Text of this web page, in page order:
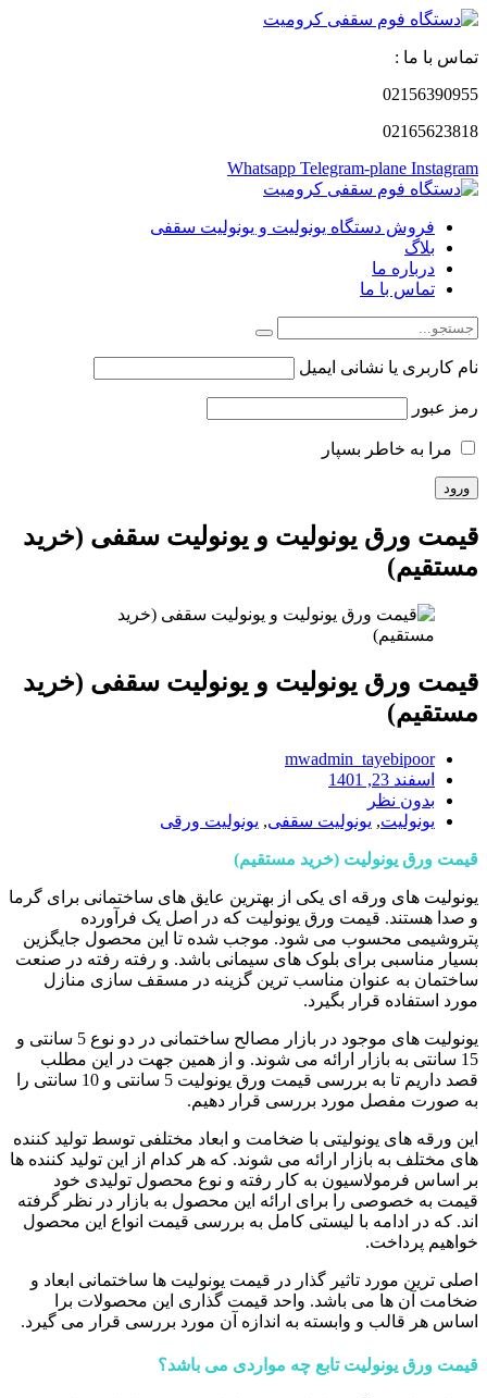
تماس با ما :
02156390955
02165623818
Whatsapp Telegram-plane Instagram
فروش دستگاه یونولیت و یونولیت سقفی
بلاگ
درباره ما
تماس با ما
نام کاربری یا نشانی ایمیل
رمز عبور
مرا به خاطر بسپار
قیمت ورق یونولیت و یونولیت سقفی (خرید
مستقیم)
قیمت ورق یونولیت و یونولیت سقفی (خرید
مستقیم)
mwadmin_tayebipoor
اسفند 23, 1401
بدون نظر
یونولیت, یونولیت سقفی, یونولیت ورقی
قیمت ورق یونولیت (خرید مستقیم)
یونولیت های ورقه ای یکی از بهترین عایق های ساختمانی برای گرما
و صدا هستند. قیمت ورق یونولیت که در اصل یک فرآورده
پتروشیمی محسوب می شود. موجب شده تا این محصول جایگزین
بسیار مناسبی برای بلوک های سیمانی باشد. و رفته رفته در صنعت
ساختمان به عنوان مناسب ترین گزینه در مسقف سازی منازل
مورد استفاده قرار بگیرد.
یونولیت های موجود در بازار مصالح ساختمانی در دو نوع 5 سانتی و
15 سانتی به بازار ارائه می شوند. و از همین جهت در این مطلب
قصد داریم تا به بررسی قیمت ورق یونولیت 5 سانتی و 10 سانتی را
به صورت مفصل مورد بررسی قرار دهیم.
این ورقه های یونولیتی با ضخامت و ابعاد مختلفی توسط تولید کننده
های مختلف به بازار ارائه می شوند. که هر کدام از این تولید کننده ها
بر اساس فرمولاسیون به کار رفته و نوع محصول تولیدی خود
قیمت به خصوصی را برای ارائه این محصول به بازار در نظر گرفته
اند. که در ادامه با لیستی کامل به بررسی قیمت انواع این محصول
خواهیم پرداخت.
اصلی ترین مورد تاثیر گذار در قیمت یونولیت ها ساختمانی ابعاد و
ضخامت آن ها می باشد. واحد قیمت گذاری این محصولات برا
اساس هر قالب و وابسته به اندازه آن مورد بررسی قرار می گیرد.
قیمت ورق یونولیت تابع چه مواردی می باشد؟